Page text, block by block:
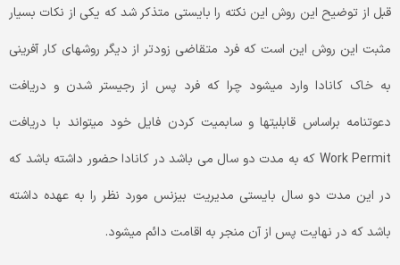
قبل از توضیح این روش این نکته را بایستی متذکر شد که یکی از نکات بسیار
مثبت این روش این‌ است که فرد متقاضی زودتر از دیگر روشهای کار آفرینی
به خاک کانادا وارد میشود چرا که فرد پس از رجیستر شدن و دریافت
دعوتنامه براساس قابلیتها و سابمیت کردن فایل خود میتواند با دریافت
Work Permit که به مدت دو سال می باشد در کانادا حضور داشته باشد که
در این مدت دو سال بایستی مدیریت بیزنس مورد نظر را به عهده داشته
باشد که در نهایت پس از آن منجر به اقامت دائم میشود.